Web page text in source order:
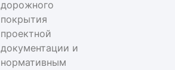
дорожного
покрытия
проектной
документации и
нормативным